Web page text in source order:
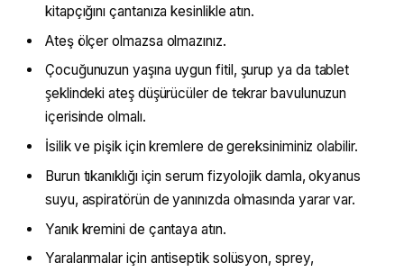
kitapçığını çantanıza kesinlikle atın.
Ateş ölçer olmazsa olmazınız.
Çocuğunuzun yaşına uygun fitil, şurup ya da tablet
şeklindeki ateş düşürücüler de tekrar bavulunuzun
içerisinde olmalı.
İsilik ve pişik için kremlere de gereksiniminiz olabilir.
Burun tıkanıklığı için serum fizyolojik damla, okyanus
suyu, aspiratörün de yanınızda olmasında yarar var.
Yanık kremini de çantaya atın.
Yaralanmalar için antiseptik solüsyon, sprey,